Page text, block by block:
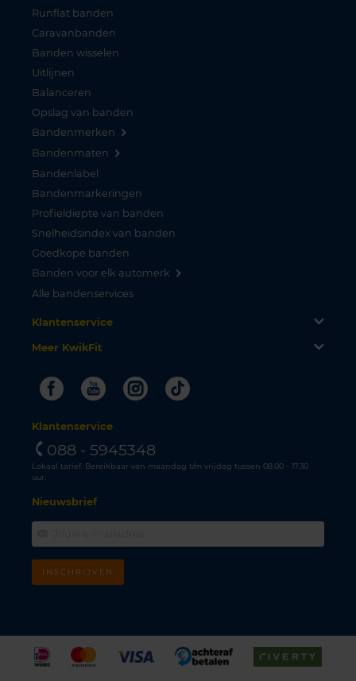
Runflat banden
Caravanbanden
Banden wisselen
Uitlijnen
Balanceren
Opslag van banden
Bandenmerken
Bandenmaten
Bandenlabel
Bandenmarkeringen
Profieldiepte van banden
Snelheidsindex van banden
Goedkope banden
Banden voor elk automerk
Alle bandenservices
Klantenservice
Meer KwikFit
FacebookYoutubeInstagram
Tiktok
Klantenservice
088 - 5945348
Lokaal tarief. Bereikbaar van maandag t/m vrijdag tussen 08.00 - 17.30
uur.
Nieuwsbrief
INSCHRIJVEN